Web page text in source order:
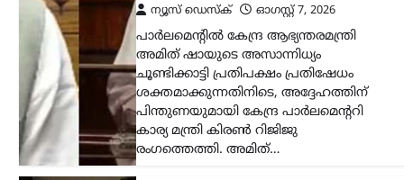
തമിഴ്‌നാട് മുഖ്യമന്ത്രി കൂടിയായ തമിഴ്‌നാട്
വെട്രി കഴകം അധ്യക്ഷൻ
വിജയ്‌ക്കെതിരെ ഭാര്യ സംഗീത
സമർപ്പിച്ചിരുന്ന വിവാഹമോചന
ഹർജിയും താമസാവകാശ ഹർജിയും
പിൻവലിച്ചു. ചെങ്കൽപ്പേട്ട് ജില്ലാ കുടുംബ
കോടതിയിലാണ്…
കേരളം